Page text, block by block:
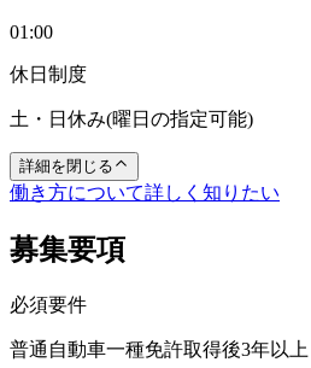
01:00
休日制度
土・日休み(曜日の指定可能)
詳細を閉じる
働き方について詳しく知りたい
募集要項
必須要件
普通自動車一種免許取得後3年以上